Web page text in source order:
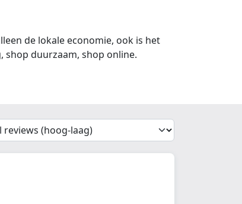
de lokale economie, ook is het
shop duurzaam, shop online.